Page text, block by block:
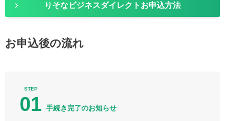
りそなビジネスダイレクトお申込方法
お申込後の流れ
STEP
01 手続き完了のお知らせ